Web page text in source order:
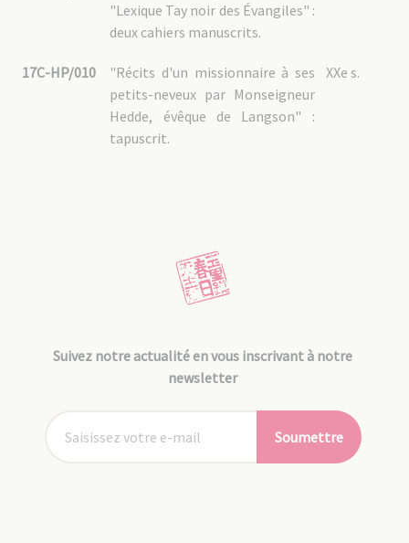
"Lexique Tay noir des Évangiles" :
deux cahiers manuscrits.
17C-HP/010 XXe s.
"Récits d'un missionnaire à ses
petits-neveux par Monseigneur
Hedde, évêque de Langson" :
tapuscrit.
Suivez notre actualité en vous inscrivant à notre
newsletter
Soumettre